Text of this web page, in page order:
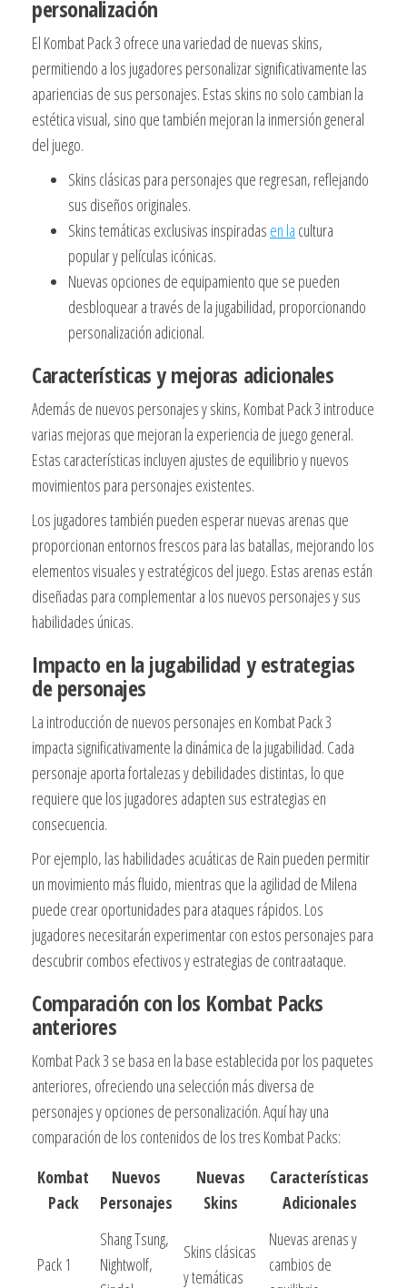
personalización
El Kombat Pack 3 ofrece una variedad de nuevas skins,
permitiendo a los jugadores personalizar significativamente las
apariencias de sus personajes. Estas skins no solo cambian la
estética visual, sino que también mejoran la inmersión general
del juego.
Skins clásicas para personajes que regresan, reflejando
sus diseños originales.
Skins temáticas exclusivas inspiradas en la cultura
popular y películas icónicas.
Nuevas opciones de equipamiento que se pueden
desbloquear a través de la jugabilidad, proporcionando
personalización adicional.
Características y mejoras adicionales
Además de nuevos personajes y skins, Kombat Pack 3 introduce
varias mejoras que mejoran la experiencia de juego general.
Estas características incluyen ajustes de equilibrio y nuevos
movimientos para personajes existentes.
Los jugadores también pueden esperar nuevas arenas que
proporcionan entornos frescos para las batallas, mejorando los
elementos visuales y estratégicos del juego. Estas arenas están
diseñadas para complementar a los nuevos personajes y sus
habilidades únicas.
Impacto en la jugabilidad y estrategias
de personajes
La introducción de nuevos personajes en Kombat Pack 3
impacta significativamente la dinámica de la jugabilidad. Cada
personaje aporta fortalezas y debilidades distintas, lo que
requiere que los jugadores adapten sus estrategias en
consecuencia.
Por ejemplo, las habilidades acuáticas de Rain pueden permitir
un movimiento más fluido, mientras que la agilidad de Milena
puede crear oportunidades para ataques rápidos. Los
jugadores necesitarán experimentar con estos personajes para
descubrir combos efectivos y estrategias de contraataque.
Comparación con los Kombat Packs
anteriores
Kombat Pack 3 se basa en la base establecida por los paquetes
anteriores, ofreciendo una selección más diversa de
personajes y opciones de personalización. Aquí hay una
comparación de los contenidos de los tres Kombat Packs:
Kombat
Pack
Nuevos
Personajes
Nuevas
Skins
Características
Adicionales
Pack 1
Shang Tsung,
Nightwolf,
Skins clásicas
y temáticas
Nuevas arenas y
cambios de